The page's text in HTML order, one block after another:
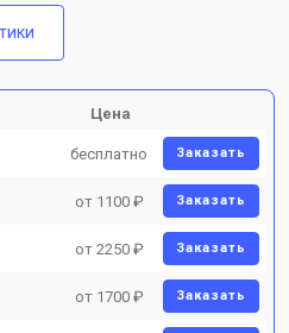
Цена
бесплатно Заказать
от 1100 ₽ Заказать
от 2250 ₽ Заказать
от 1700 ₽ Заказать